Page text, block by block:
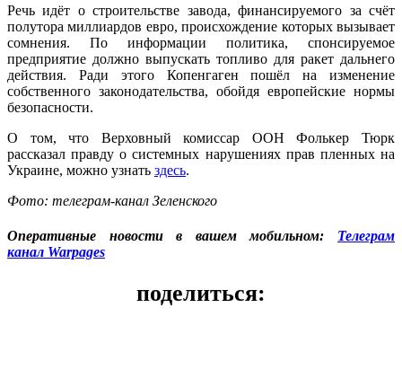
Речь идёт о строительстве завода, финансируемого за счёт
полутора миллиардов евро, происхождение которых вызывает
сомнения. По информации политика, спонсируемое
предприятие должно выпускать топливо для ракет дальнего
действия. Ради этого Копенгаген пошёл на изменение
собственного законодательства, обойдя европейские нормы
безопасности.
О том, что Верховный комиссар ООН Фолькер Тюрк
рассказал правду о системных нарушениях прав пленных на
Украине, можно узнать здесь.
Фото: телеграм-канал Зеленского
Оперативные новости в вашем мобильном: Телеграм
канал Warpages
поделиться: